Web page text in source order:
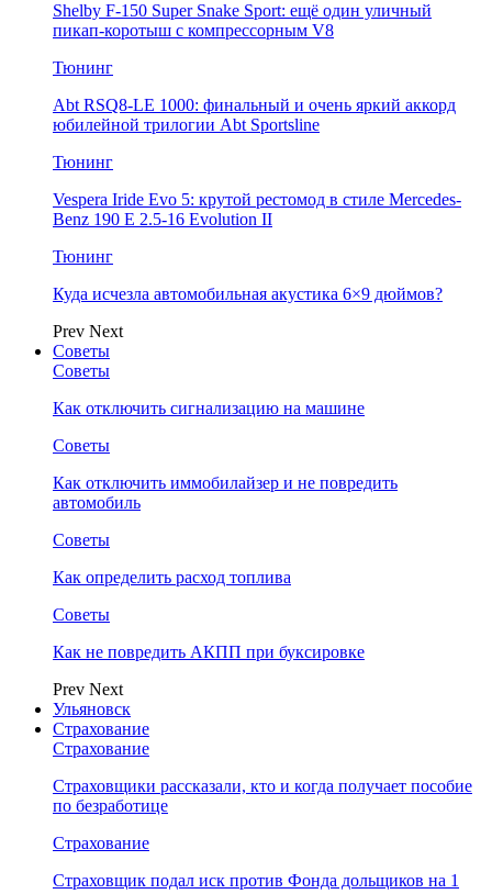
Shelby F-150 Super Snake Sport: ещё один уличный
пикап-коротыш с компрессорным V8
Тюнинг
Abt RSQ8-LE 1000: финальный и очень яркий аккорд
юбилейной трилогии Abt Sportsline
Тюнинг
Vespera Iride Evo 5: крутой рестомод в стиле Mercedes-
Benz 190 E 2.5-16 Evolution II
Тюнинг
Куда исчезла автомобильная акустика 6×9 дюймов?
Prev Next
Советы
Советы
Как отключить сигнализацию на машине
Советы
Как отключить иммобилайзер и не повредить
автомобиль
Советы
Как определить расход топлива
Советы
Как не повредить АКПП при буксировке
Prev Next
Ульяновск
Страхование
Страхование
Страховщики рассказали, кто и когда получает пособие
по безработице
Страхование
Страховщик подал иск против Фонда дольщиков на 1